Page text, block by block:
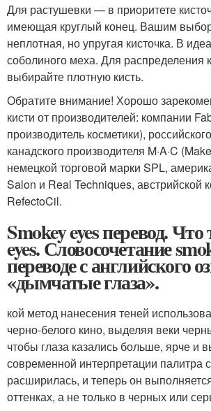
Для растушевки — в приоритете
имеющая круглый конец. Вашим
неплотная, но упругая кисточка. В
соболиного меха. Для распределения
выбирайте плотную кисть.
Обратите внимание! Хорошо
кисти от производителей: компании
производитель косметики),
канадского производителя M·A·C
немецкой торговой марки SPL,
Salon и Real Techniques, австрийской
RefectoCil.
Smokey eyes перевод.
eyes. Словосочетание
переводе с английского
«дымчатые глаза».
кой метод нанесения теней
черно-белого кино, выделяя веки
чтобы глаза казались больше, ярче и
современной интерпретации палитра
расширилась, и теперь он
оттенках, а не только в черных или